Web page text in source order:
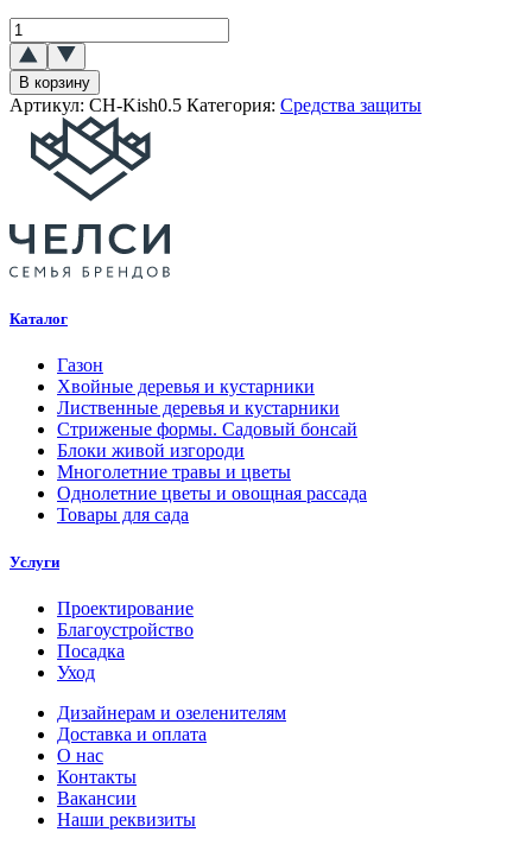
Количество
товара
Средство
от
кротов
репеплент
КЫШ
гранулы
В корзину
Артикул: CH-Kish0.5 Категория: Средства защиты
Каталог
Газон
Хвойные деревья и кустарники
Лиственные деревья и кустарники
Стриженые формы. Садовый бонсай
Блоки живой изгороди
Многолетние травы и цветы
Однолетние цветы и овощная рассада
Товары для сада
Услуги
Проектирование
Благоустройство
Посадка
Уход
Дизайнерам и озеленителям
Доставка и оплата
О нас
Контакты
Вакансии
Наши реквизиты